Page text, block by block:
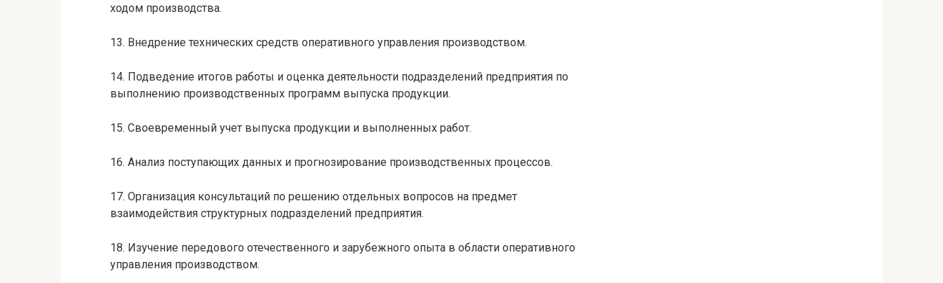
ходом производства.
13. Внедрение технических средств оперативного управления производством.
14. Подведение итогов работы и оценка деятельности подразделений предприятия по
выполнению производственных программ выпуска продукции.
15. Своевременный учет выпуска продукции и выполненных работ.
16. Анализ поступающих данных и прогнозирование производственных процессов.
17. Организация консультаций по решению отдельных вопросов на предмет
взаимодействия структурных подразделений предприятия.
18. Изучение передового отечественного и зарубежного опыта в области оперативного
управления производством.